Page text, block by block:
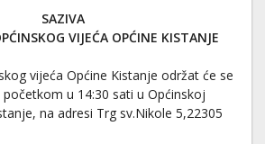
SAZIVA
VIJEĆA OPĆINE KISTANJE
vijeća Općine Kistanje održat će se
početkom u 14:30 sati u Općinskoj
na adresi Trg sv.Nikole 5,22305